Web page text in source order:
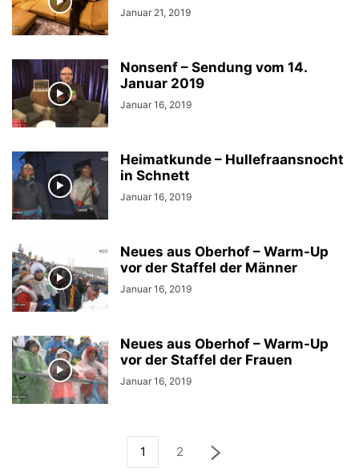
Januar 21, 2019
Nonsenf – Sendung vom 14.
Januar 2019
Januar 16, 2019
Heimatkunde – Hullefraansnocht
in Schnett
Januar 16, 2019
Neues aus Oberhof – Warm-Up
vor der Staffel der Männer
Januar 16, 2019
Neues aus Oberhof – Warm-Up
vor der Staffel der Frauen
Januar 16, 2019
1 2